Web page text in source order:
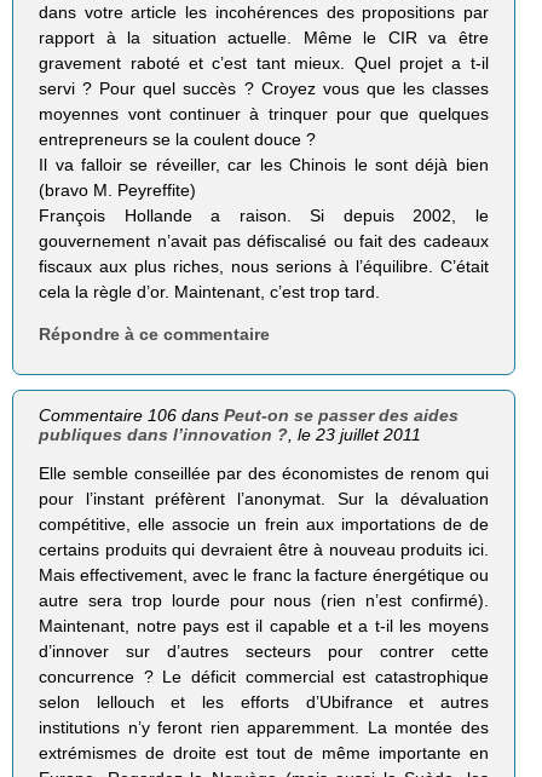
dans votre article les incohérences des propositions par
rapport à la situation actuelle. Même le CIR va être
gravement raboté et c’est tant mieux. Quel projet a t-il
servi ? Pour quel succès ? Croyez vous que les classes
moyennes vont continuer à trinquer pour que quelques
entrepreneurs se la coulent douce ?
Il va falloir se réveiller, car les Chinois le sont déjà bien
(bravo M. Peyreffite)
François Hollande a raison. Si depuis 2002, le
gouvernement n’avait pas défiscalisé ou fait des cadeaux
fiscaux aux plus riches, nous serions à l’équilibre. C’était
cela la règle d’or. Maintenant, c’est trop tard.
Répondre à ce commentaire
Commentaire 106 dansPeut-on se passer des aides
publiques dans l’innovation ? , le 23 juillet 2011
Elle semble conseillée par des économistes de renom qui
pour l’instant préfèrent l’anonymat. Sur la dévaluation
compétitive, elle associe un frein aux importations de de
certains produits qui devraient être à nouveau produits ici.
Mais effectivement, avec le franc la facture énergétique ou
autre sera trop lourde pour nous (rien n’est confirmé).
Maintenant, notre pays est il capable et a t-il les moyens
d’innover sur d’autres secteurs pour contrer cette
concurrence ? Le déficit commercial est catastrophique
selon lellouch et les efforts d’Ubifrance et autres
institutions n’y feront rien apparemment. La montée des
extrémismes de droite est tout de même importante en